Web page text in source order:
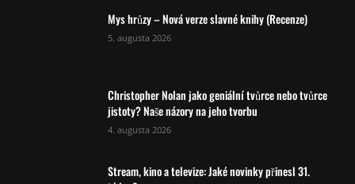
Mys hrůzy – Nová verze slavné knihy (Recenze)
5. augusta 2026
Christopher Nolan jako geniální tvůrce nebo tvůrce
jistoty? Naše názory na jeho tvorbu
4. augusta 2026
Stream, kino a televize: Jaké novinky přinesl 31.